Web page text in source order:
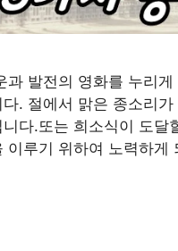
과 발전의 영화를 누리
. 절에서 맑은 종소리
다.또는 희소식이 도
이루기 위하여 노력하